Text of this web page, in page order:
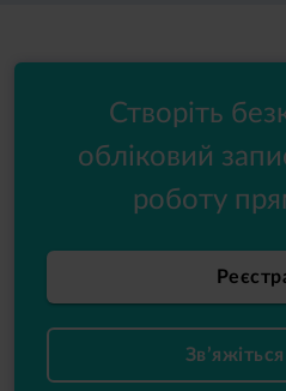
Створіть
обліковий
роботу